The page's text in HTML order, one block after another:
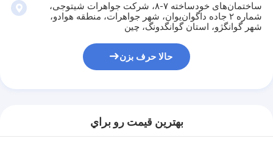
ساختمان‌های خودساخته ۷-۸، شرکت جواهرات شیتوجی،
شماره ۲ جاده داگوان‌یوان، شهر جواهرات، منطقه هوادو،
شهر گوانگژو، استان گوانگدونگ، چین
حالا حرف بزن
بهترين قيمت رو براي